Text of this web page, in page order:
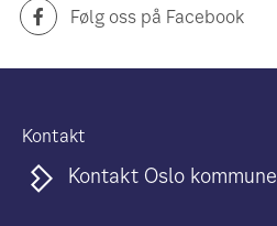
Følg oss på Facebook
Kontakt
Kontakt Oslo kommune